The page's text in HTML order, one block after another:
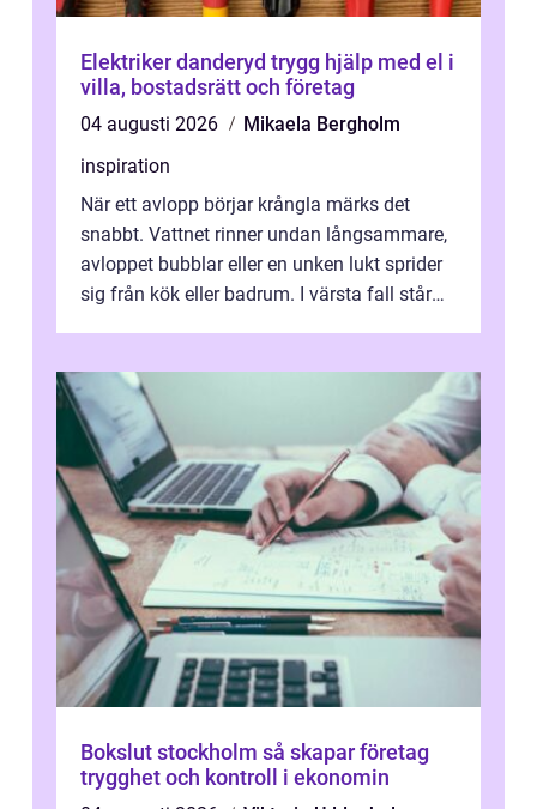
Elektriker danderyd trygg hjälp med el i
villa, bostadsrätt och företag
04 augusti 2026
Mikaela Bergholm
inspiration
När ett avlopp börjar krångla märks det
snabbt. Vattnet rinner undan långsammare,
avloppet bubblar eller en unken lukt sprider
sig från kök eller badrum. I värsta fall står
Bokslut stockholm så skapar företag
trygghet och kontroll i ekonomin